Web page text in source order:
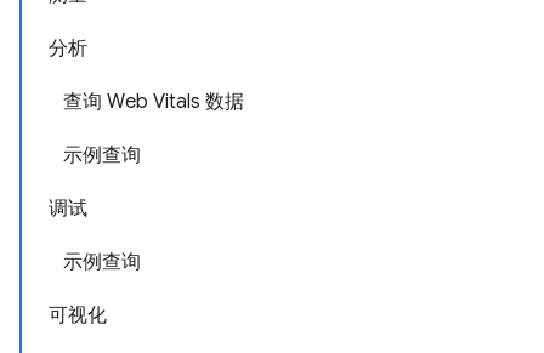
分析
查询 Web Vitals 数据
示例查询
调试
示例查询
可视化